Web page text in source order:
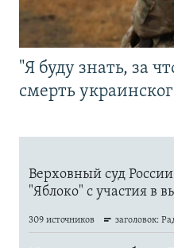
"Я буду знать, за
смерть